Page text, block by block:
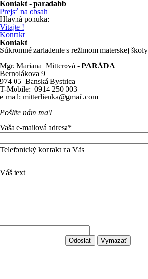
Kontakt - paradabb
Prejsť na obsah
Hlavná ponuka:
Vitajte !
Kontakt
Kontakt
Súkromné zariadenie s režimom materskej školy
Mgr. Mariana Mitterová - PARÁDA
Bernolákova 9
974 05 Banská Bystrica
T-Mobile: 0914 250 003
e-mail: mitterlienka@gmail.com
Pošlite nám mail
Vaša e-mailová adresa*
Telefonický kontakt na Vás
Váš text